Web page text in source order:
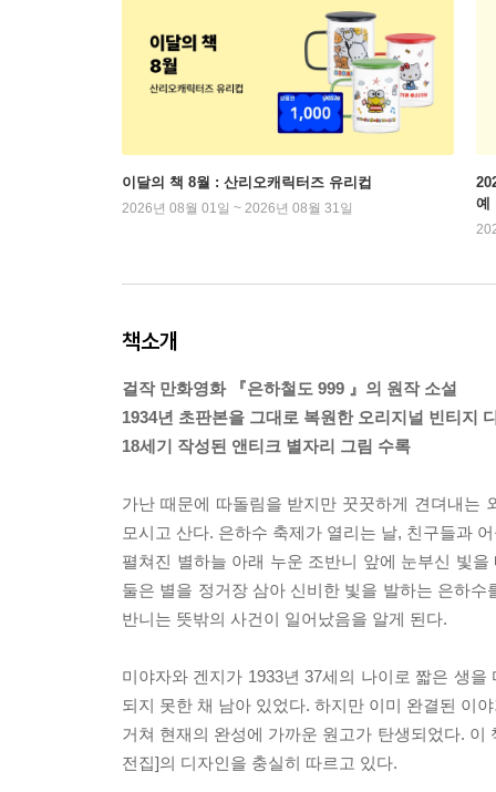
이달의 책 8월 : 산리오캐릭터즈 유리컵
2026년 08월 01일 ~ 2026년 08월 31일
예
책소개
걸작 만화영화 『은하철도 999 』의 원작 소설
1934년 초판본을 그대로 복원한 오리지널 빈티지
18세기 작성된 앤티크 별자리 그림 수록
가난 때문에 따돌림을 받지만 꿋꿋하게 견뎌내는
모시고 산다. 은하수 축제가 열리는 날, 친구들과
펼쳐진 별하늘 아래 누운 조반니 앞에 눈부신 빛
둘은 별을 정거장 삼아 신비한 빛을 발하는 은하
반니는 뜻밖의 사건이 일어났음을 알게 된다.
미야자와 겐지가 1933년 37세의 나이로 짧은 생
되지 못한 채 남아 있었다. 하지만 이미 완결된 이
거쳐 현재의 완성에 가까운 원고가 탄생되었다.
전집]의 디자인을 충실히 따르고 있다.